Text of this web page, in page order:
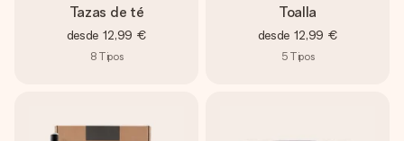
Tazas de té
desde 12,99 €
8 Tipos
Toalla
desde 12,99 €
5 Tipos